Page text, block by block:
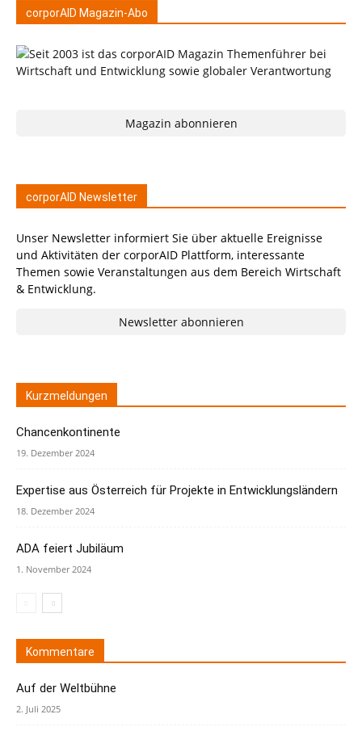
corporAID Magazin-Abo
Magazin abonnieren
corporAID Newsletter
Unser Newsletter informiert Sie über aktuelle Ereignisse
und Aktivitäten der corporAID Plattform, interessante
Themen sowie Veranstaltungen aus dem Bereich Wirtschaft
& Entwicklung.
Newsletter abonnieren
Kurzmeldungen
Chancenkontinente
19. Dezember 2024
Expertise aus Österreich für Projekte in Entwicklungsländern
18. Dezember 2024
ADA feiert Jubiläum
1. November 2024
Kommentare
Auf der Weltbühne
2. Juli 2025